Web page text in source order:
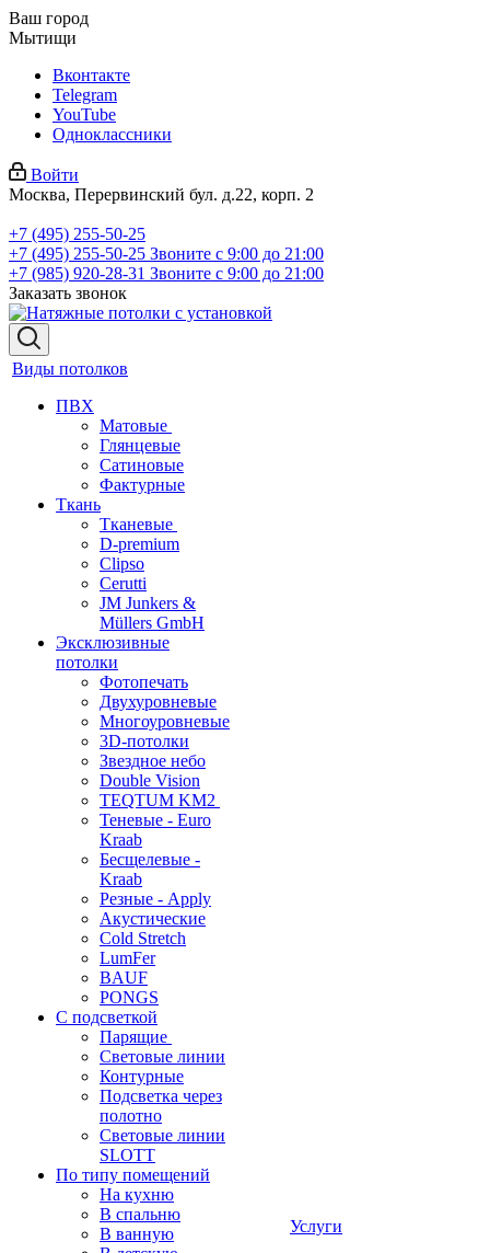
Ваш город
Мытищи
Вконтакте
Telegram
YouTube
Одноклассники
Войти
Москва, Перервинский бул. д.22, корп. 2
+7 (495) 255-50-25
+7 (495) 255-50-25 Звоните с 9:00 до 21:00
+7 (985) 920-28-31 Звоните с 9:00 до 21:00
Заказать звонок
Виды потолков
ПВХ
Матовые
Глянцевые
Сатиновые
Фактурные
Ткань
Тканевые
D-premium
Clipso
Cerutti
JM Junkers &
Müllers GmbH
Эксклюзивные
потолки
Фотопечать
Двухуровневые
Многоуровневые
3D-потолки
Звездное небо
Double Vision
TEQTUM KM2
Теневые - Euro
Kraab
Бесщелевые -
Kraab
Резные - Apply
Акустические
Cold Stretch
LumFer
BAUF
PONGS
С подсветкой
Парящие
Световые линии
Контурные
Подсветка через
полотно
Световые линии
SLOTT
По типу помещений
На кухню
В спальню
В ванную
Услуги